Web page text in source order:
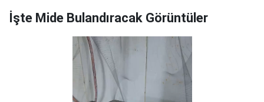
İşte Mide Bulandıracak Görüntüler